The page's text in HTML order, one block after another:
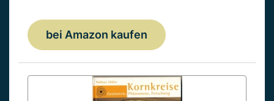
bei Amazon kaufen